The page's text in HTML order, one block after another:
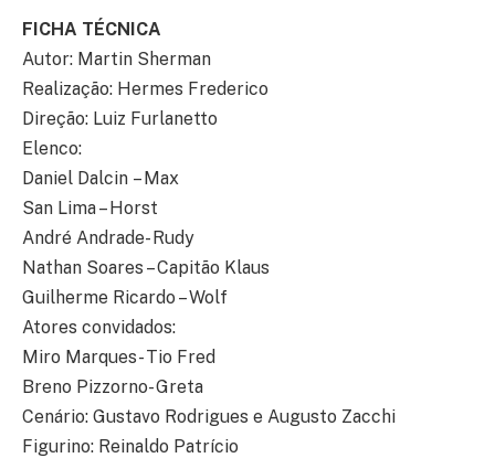
FICHA TÉCNICA
Autor: Martin Sherman
Realização: Hermes Frederico
Direção: Luiz Furlanetto
Elenco:
Daniel Dalcin – Max
San Lima – Horst
André Andrade- Rudy
Nathan Soares – Capitão Klaus
Guilherme Ricardo – Wolf
Atores convidados:
Miro Marques- Tio Fred
Breno Pizzorno- Greta
Cenário: Gustavo Rodrigues e Augusto Zacchi
Figurino: Reinaldo Patrício